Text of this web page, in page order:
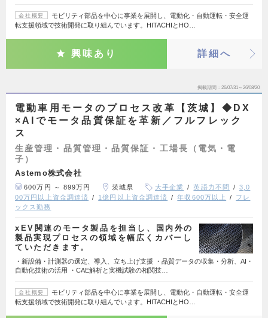
会社概要
モビリティ部品を中心に事業を展開し、電動化・自動運転・安全運
転支援領域で技術開発に取り組んでいます。HITACHIとHO…
興味あり 詳細へ
掲載期間 26/07/31～26/08/20
電動車用モータのプロセス改革【茨城】◆DX
×AIでモータ品質保証を革新／フルフレック
ス
生産管理・品質管理・品質保証・工場長（電気・電
子）
Astemo株式会社
600万円 ～ 899万円 茨城県 大手企業 英語力不問
3,0
00万円以上資金調達済
1億円以上資金調達済 年収600万以上
フレ
ックス勤務
xEV関連のモータ製品を担当し、国内外の
製品実現プロセスの領域を幅広くカバーし
ていただきます。
・新設備・計測器の選定、導入、立ち上げ支援 ・品質データの収集・分析、AI・
自動化技術の活用 ・CAE解析と実機試験の相関技…
会社概要
モビリティ部品を中心に事業を展開し、電動化・自動運転・安全運
転支援領域で技術開発に取り組んでいます。HITACHIとHO…